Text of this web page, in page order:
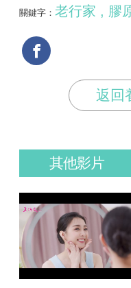
關鍵字： 老行家 , 膠
返回
其他影片